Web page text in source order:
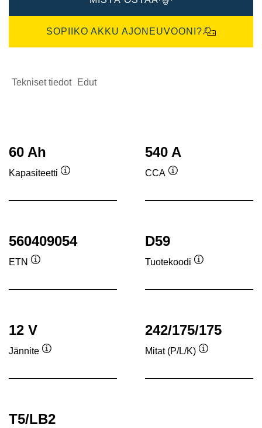
SOPIIKO AKKU AJONEUVOONI?
Tekniset tiedot Edut
60 Ah
Kapasiteetti
540 A
CCA
560409054
ETN
D59
Tuotekoodi
12 V
Jännite
242/175/175
Mitat (P/L/K)
T5/LB2